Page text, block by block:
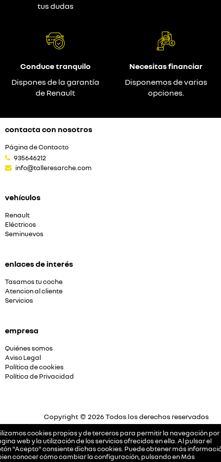
cookies propias y de terceros para permitir la navegación por
web y la utilización de los servicios ofrecidos en ella. Al pulsar el
"Acepto" consiente dichas cookies. Puede obtener más
conocer cómo cambiar la configuración, pulsando enMás
tus dudas
Conduce tranquilo
Dispones de la garantía
de Renault
Necesitas financiar
Disponemos de varias
opciones.
contacta con nosotros
Página de Contacto
935646212
info@talleresarche.com
vehículos
Renault
Eléctricos
Seminuevos
enlaces de interés
Tasamos tu coche
Atencion al cliente
Servicios
empresa
Quiénes somos
Aviso Legal
Política de cookies
Política de Privacidad
Copyright © 2026 Todos los derechos reservados
Plataforma Concesión byReleasemarketing S.L.